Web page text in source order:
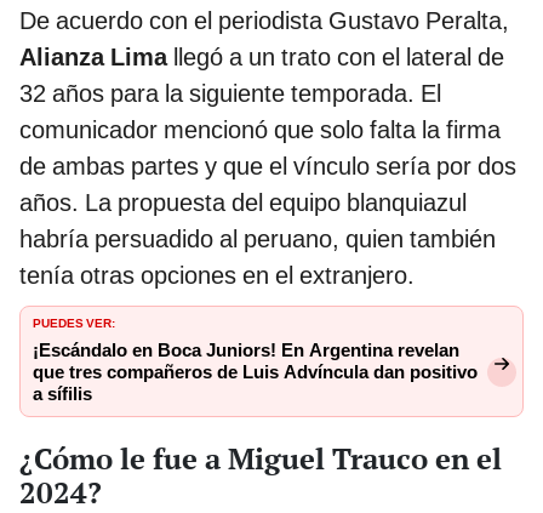
De acuerdo con el periodista Gustavo Peralta,
Alianza Limallegó a un trato con el lateral de
32 años para la siguiente temporada. El
comunicador mencionó que solo falta la firma
de ambas partes y que el vínculo sería por dos
años. La propuesta del equipo blanquiazul
habría persuadido al peruano, quien también
tenía otras opciones en el extranjero.
PUEDES VER:
¡Escándalo en Boca Juniors! En Argentina revelan
que tres compañeros de Luis Advíncula dan positivo
a sífilis
¿Cómo le fue a Miguel Trauco en el
2024?